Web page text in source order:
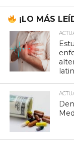
¡LO MÁS